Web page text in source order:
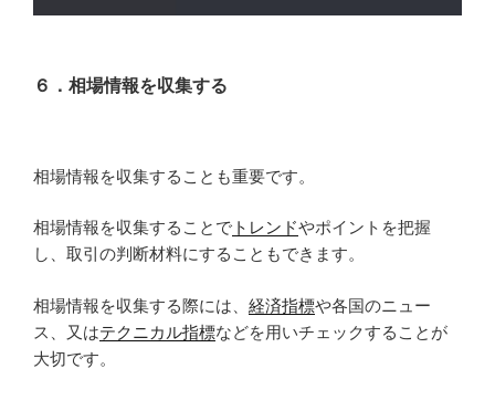
６．相場情報を収集する
相場情報を収集することも重要です。
相場情報を収集することで トレンドやポイントを把握
し、取引の判断材料にすることもできます。
相場情報を収集する際には、 経済指標や各国のニュー
ス、又はテクニカル指標などを用いチェックすることが
大切です。